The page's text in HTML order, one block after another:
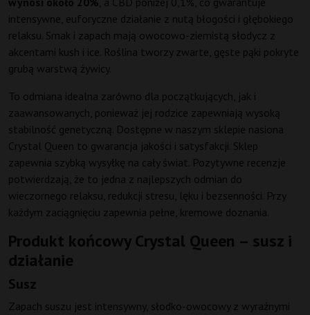
intensywne, euforyczne działanie z nutą błogości i głębokiego
relaksu. Smak i zapach mają owocowo-ziemistą słodycz z
akcentami kush i ice. Roślina tworzy zwarte, gęste pąki pokryte
grubą warstwą żywicy.
To odmiana idealna zarówno dla początkujących, jak i
zaawansowanych, ponieważ jej rodzice zapewniają wysoką
stabilność genetyczną. Dostępne w naszym sklepie nasiona
Crystal Queen to gwarancja jakości i satysfakcji. Sklep
zapewnia szybką wysyłkę na cały świat. Pozytywne recenzje
potwierdzają, że to jedna z najlepszych odmian do
wieczornego relaksu, redukcji stresu, lęku i bezsenności. Przy
każdym zaciągnięciu zapewnia pełne, kremowe doznania.
Produkt końcowy Crystal Queen – susz i
działanie
Susz
Zapach suszu jest intensywny, słodko-owocowy z wyraźnymi